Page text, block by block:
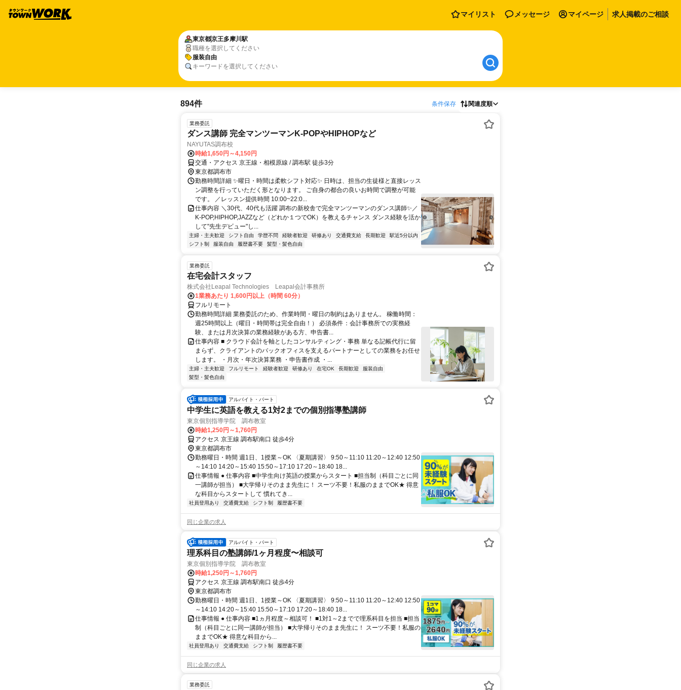
マイリスト メッセージ マイページ 求人掲載のご相談
東京都京王多摩川駅
職種を選択してください
服装自由
キーワードを選択してください
894件 条件保存 関連度順
業務委託
ダンス講師 完全マンツーマンK-POPやHIPHOPなど
NAYUTAS調布校
時給1,650円～4,150円
交通・アクセス 京王線・相模原線 / 調布駅 徒歩3分
東京都調布市
勤務時間詳細 ✨曜日・時間は柔軟シフト対応✨ 日時は、担当の生徒様と直接レッス
ン調整を行っていただく形となります。 ご自身の都合の良いお時間で調整が可能
です。 ／レッスン提供時間 10:00~22:0...
仕事内容 ＼30代、40代も活躍 調布の新校舎で完全マンツーマンのダンス講師✨／
K-POP,HIPHOP,JAZZなど（どれか１つでOK）を教えるチャンス ダンス経験を活か
して"先生デビュー"し...
主婦・主夫歓迎 シフト自由 学歴不問 経験者歓迎 研修あり 交通費支給 長期歓迎
駅近5分以内
シフト制
服装自由 履歴書不要 髪型・髪色自由
業務委託
在宅会計スタッフ
株式会社Leapal Technologies Leapal会計事務所
1業務あたり 1,600円以上（時間 60分）
フルリモート
勤務時間詳細 業務委託のため、作業時間・曜日の制約はありません。 稼働時間：
週25時間以上（曜日・時間帯は完全自由！） 必須条件：会計事務所での実務経
験、または月次決算の業務経験がある方、申告書...
仕事内容 ■ クラウド会計を軸としたコンサルティング・事務 単なる記帳代行に留
まらず、クライアントのバックオフィスを支えるパートナーとしての業務をお任せ
します。 ・月次・年次決算業務 ・申告書作成 ・...
主婦・主夫歓迎 フルリモート 経験者歓迎 研修あり 在宅OK 長期歓迎
服装自由
髪型・髪色自由
アルバイト・パート
中学生に英語を教える1対2までの個別指導塾講師
東京個別指導学院 調布教室
時給1,250円～1,760円
アクセス 京王線 調布駅南口 徒歩4分
東京都調布市
勤務曜日・時間 週1日、1授業～OK 〈夏期講習〉 9:50～11:10 11:20～12:40 12:50
～14:10 14:20～15:40 15:50～17:10 17:20～18:40 18...
仕事情報 ● 仕事内容 ■中学生向け英語の授業からスタート ■担当制（科目ごとに同
一講師が担当） ■大学帰りそのまま先生に！ スーツ不要！私服のままでOK★ 得意
な科目からスタートして 慣れてき...
社員登用あり 交通費支給 シフト制 履歴書不要
同じ企業の求人
アルバイト・パート
理系科目の塾講師/1ヶ月程度〜相談可
東京個別指導学院 調布教室
時給1,250円～1,760円
アクセス 京王線 調布駅南口 徒歩4分
東京都調布市
勤務曜日・時間 週1日、1授業～OK 〈夏期講習〉 9:50～11:10 11:20～12:40 12:50
～14:10 14:20～15:40 15:50～17:10 17:20～18:40 18...
仕事情報 ● 仕事内容 ■1ヵ月程度～相談可！ ■1対1～2までで理系科目を担当 ■担当
制（科目ごとに同一講師が担当） ■大学帰りそのまま先生に！ スーツ不要！私服の
ままでOK★ 得意な科目から...
社員登用あり 交通費支給 シフト制 履歴書不要
同じ企業の求人
業務委託